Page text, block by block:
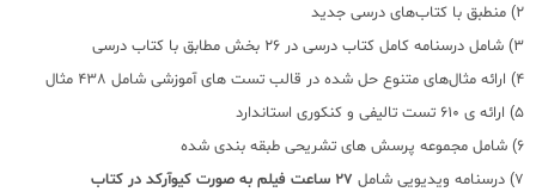
2) منطبق با کتاب‌های درسی جدید
3) شامل درسنامه کامل کتاب درسی در 26 بخش مطابق با کتاب درسی
4) ارائه مثال‌های متنوع حل شده در قالب تست های آموزشی شامل 438 مثال
5) ارائه ی 610 تست تالیفی و کنکوری استاندارد
6) شامل مجموعه پرسش های تشریحی طبقه بندی شده
7) درسنامه ویدیویی شامل
27 ساعت فیلم به صورت کیوآرکد در کتاب